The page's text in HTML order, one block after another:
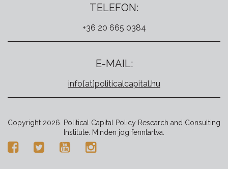
TELEFON:
+36 20 665 0384
E-MAIL:
info[at]politicalcapital.hu
Copyright 2026. Political Capital Policy Research and Consulting
Institute. Minden jog fenntartva.